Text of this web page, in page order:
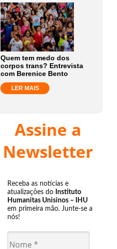
Quem tem medo dos
corpos trans? Entrevista
com Berenice Bento
LER MAIS
Assine a
Newsletter
Receba as notícias e
atualizações do Instituto
Humanitas Unisinos – IHU
em primeira mão. Junte-se a
nós!